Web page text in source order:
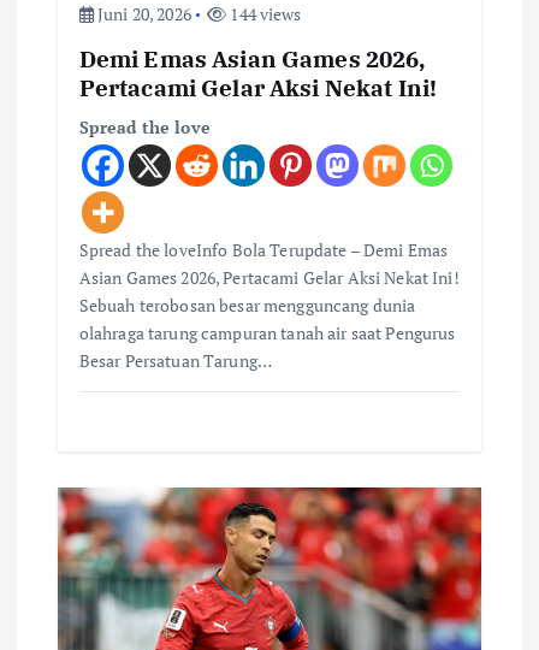
Juni 20, 2026
144 views
Demi Emas Asian Games 2026,
Pertacami Gelar Aksi Nekat Ini!
Spread the love
Spread the loveInfo Bola Terupdate – Demi Emas
Asian Games 2026, Pertacami Gelar Aksi Nekat Ini!
Sebuah terobosan besar mengguncang dunia
olahraga tarung campuran tanah air saat Pengurus
Besar Persatuan Tarung…